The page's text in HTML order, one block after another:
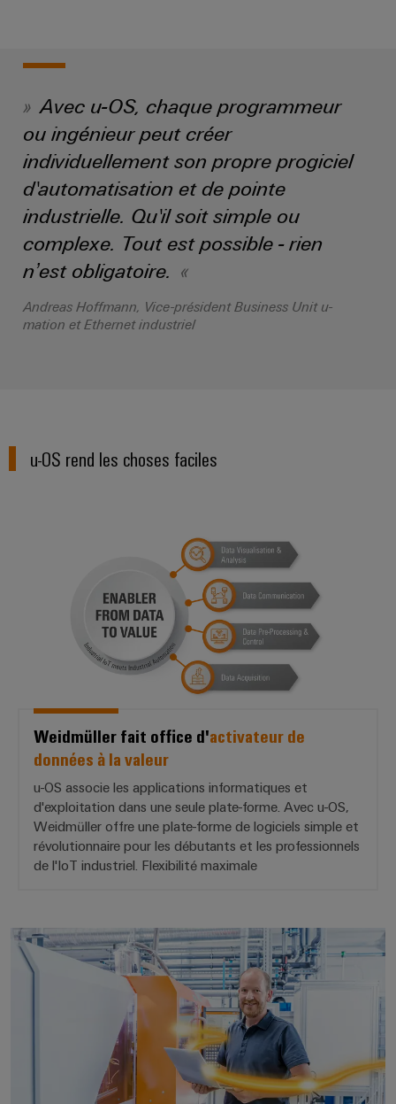
Avec u-OS, chaque programmeur
ou ingénieur peut créer
individuellement son propre progiciel
d'automatisation et de pointe
industrielle. Qu'il soit simple ou
complexe. Tout est possible - rien
n’est obligatoire.
Andreas Hoffmann, Vice-président Business Unit u-
mation et Ethernet industriel
u-OS rend les choses faciles
Weidmüller fait office d'activateur de
données à la valeur
u-OS associe les applications informatiques et
d'exploitation dans une seule plate-forme. Avec u-OS,
Weidmüller offre une plate-forme de logiciels simple et
révolutionnaire pour les débutants et les professionnels
de l'IoT industriel. Flexibilité maximale
La *plate-forme* ouverte